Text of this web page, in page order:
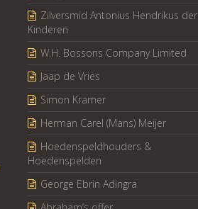
Zilversmid Antonius Hendrikus der
Kinderen
W.H. Bossons Company Limited
Jaap de Vries
Simon Kramer
Herman Carel (Mans) Meijer
Hoedenspeldhouders &
Hoedenspelden
George Ebrin Adingra